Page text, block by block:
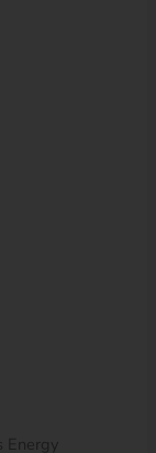
Energy